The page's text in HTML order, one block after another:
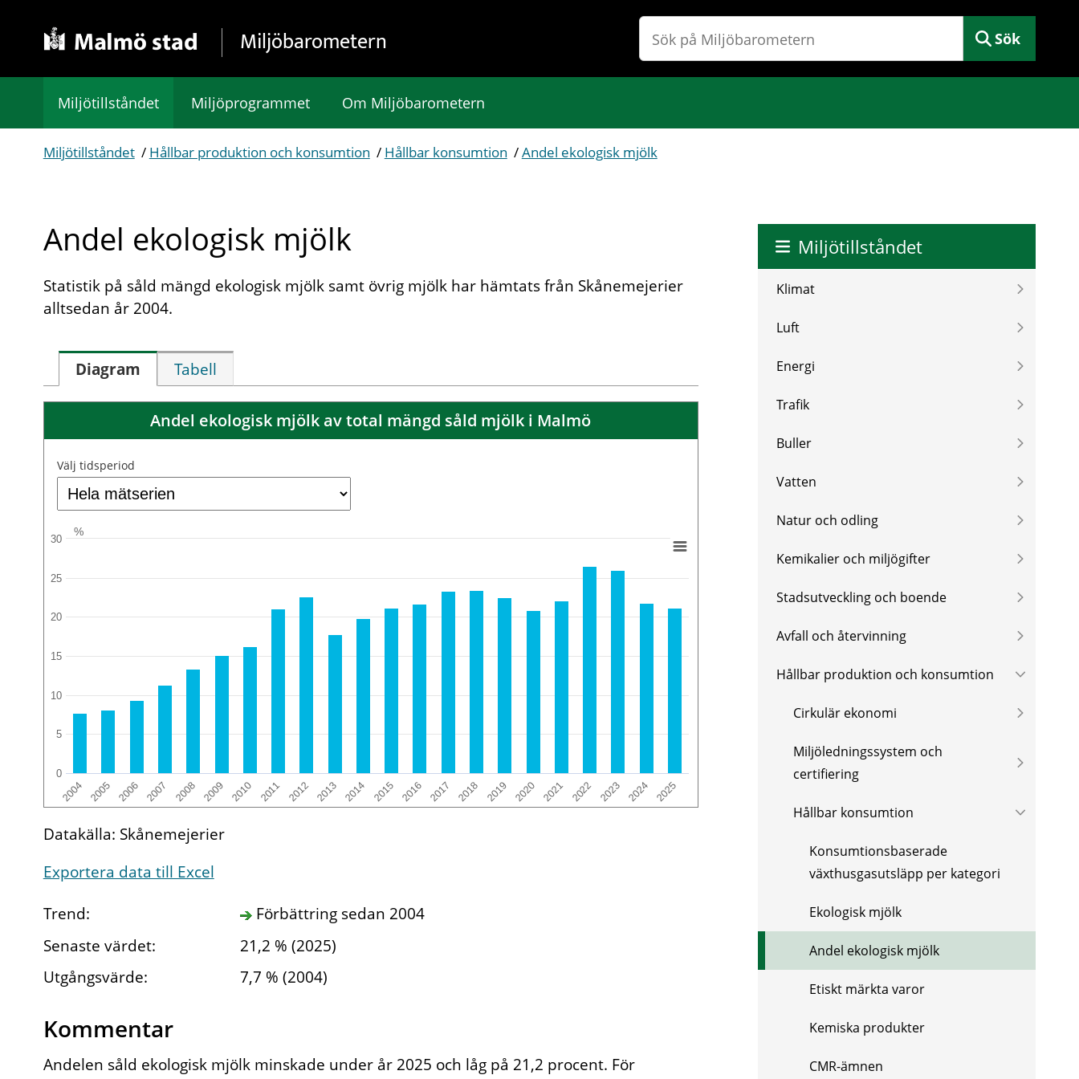
Miljöbarometern Sök
Miljötillståndet Miljöprogrammet Om Miljöbarometern
Miljötillståndet / Hållbar produktion och konsumtion / Hållbar konsumtion /Andel ekologisk mjölk
Andel ekologisk mjölk
Statistik på såld mängd ekologisk mjölk samt övrig mjölk har hämtats från Skånemejerier
alltsedan år 2004.
Diagram Tabell
Andel ekologisk mjölk av total mängd såld mjölk i Malmö
Välj tidsperiod
%
2004 2005 2006 2007 2008 2009 2010 2011 2012 2013 2014 2015 2016 2017 2018 2019 2020 2021 2022 2023 2024 2025
0
5
10
15
20
25
30
Datakälla: Skånemejerier
Exportera data till Excel
Trend:
Förbättring sedan 2004
Senaste värdet:
21,2 % (2025)
Utgångsvärde:
7,7 % (2004)
Kommentar
Andelen såld ekologisk mjölk minskade under år 2025 och låg på 21,2 procent. För
Miljötillståndet
Klimat
Luft
Energi
Trafik
Buller
Vatten
Natur och odling
Kemikalier och miljögifter
Stadsutveckling och boende
Avfall och återvinning
Hållbar produktion och konsumtion
Cirkulär ekonomi
Miljöledningssystem och
certifiering
Hållbar konsumtion
Konsumtionsbaserade
växthusgasutsläpp per kategori
Ekologisk mjölk
Andel ekologisk mjölk
Etiskt märkta varor
Kemiska produkter
CMR-ämnen